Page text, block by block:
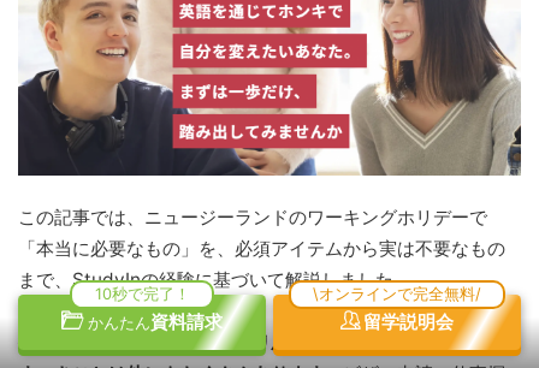
この記事では、ニュージーランドのワーキングホリデーで
「本当に必要なもの」を、必須アイテムから実は不要なもの
まで、StudyInの経験に基づいて解説しました。
持ち物リストの準備はワーホリ成功への第一歩ですが、準備
かんたん資料請求
10秒で完了！
留学説明会
\オンラインで完全無料/